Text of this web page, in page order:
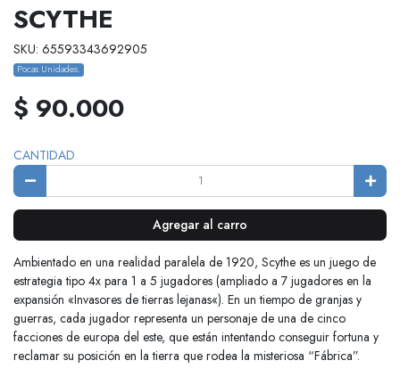
SCYTHE
SKU: 65593343692905
Pocas Unidades.
$ 90.000
CANTIDAD
Agregar al carro
Ambientado en una realidad paralela de 1920, Scythe es un juego de
estrategia tipo 4x para 1 a 5 jugadores (ampliado a 7 jugadores en la
expansión «Invasores de tierras lejanas«). En un tiempo de granjas y
guerras, cada jugador representa un personaje de una de cinco
facciones de europa del este, que están intentando conseguir fortuna y
reclamar su posición en la tierra que rodea la misteriosa “Fábrica”.